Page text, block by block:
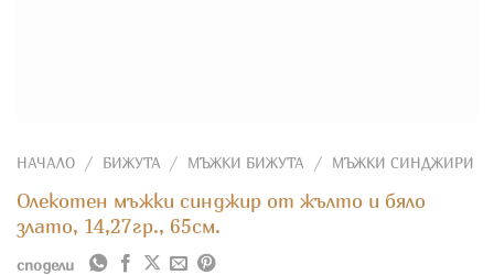
НАЧАЛО / БИЖУТА / МЪЖКИ БИЖУТА / МЪЖКИ СИНДЖИРИ
Олекотен мъжки синджир от жълто и бяло
злато, 14,27гр., 65см.
сподели